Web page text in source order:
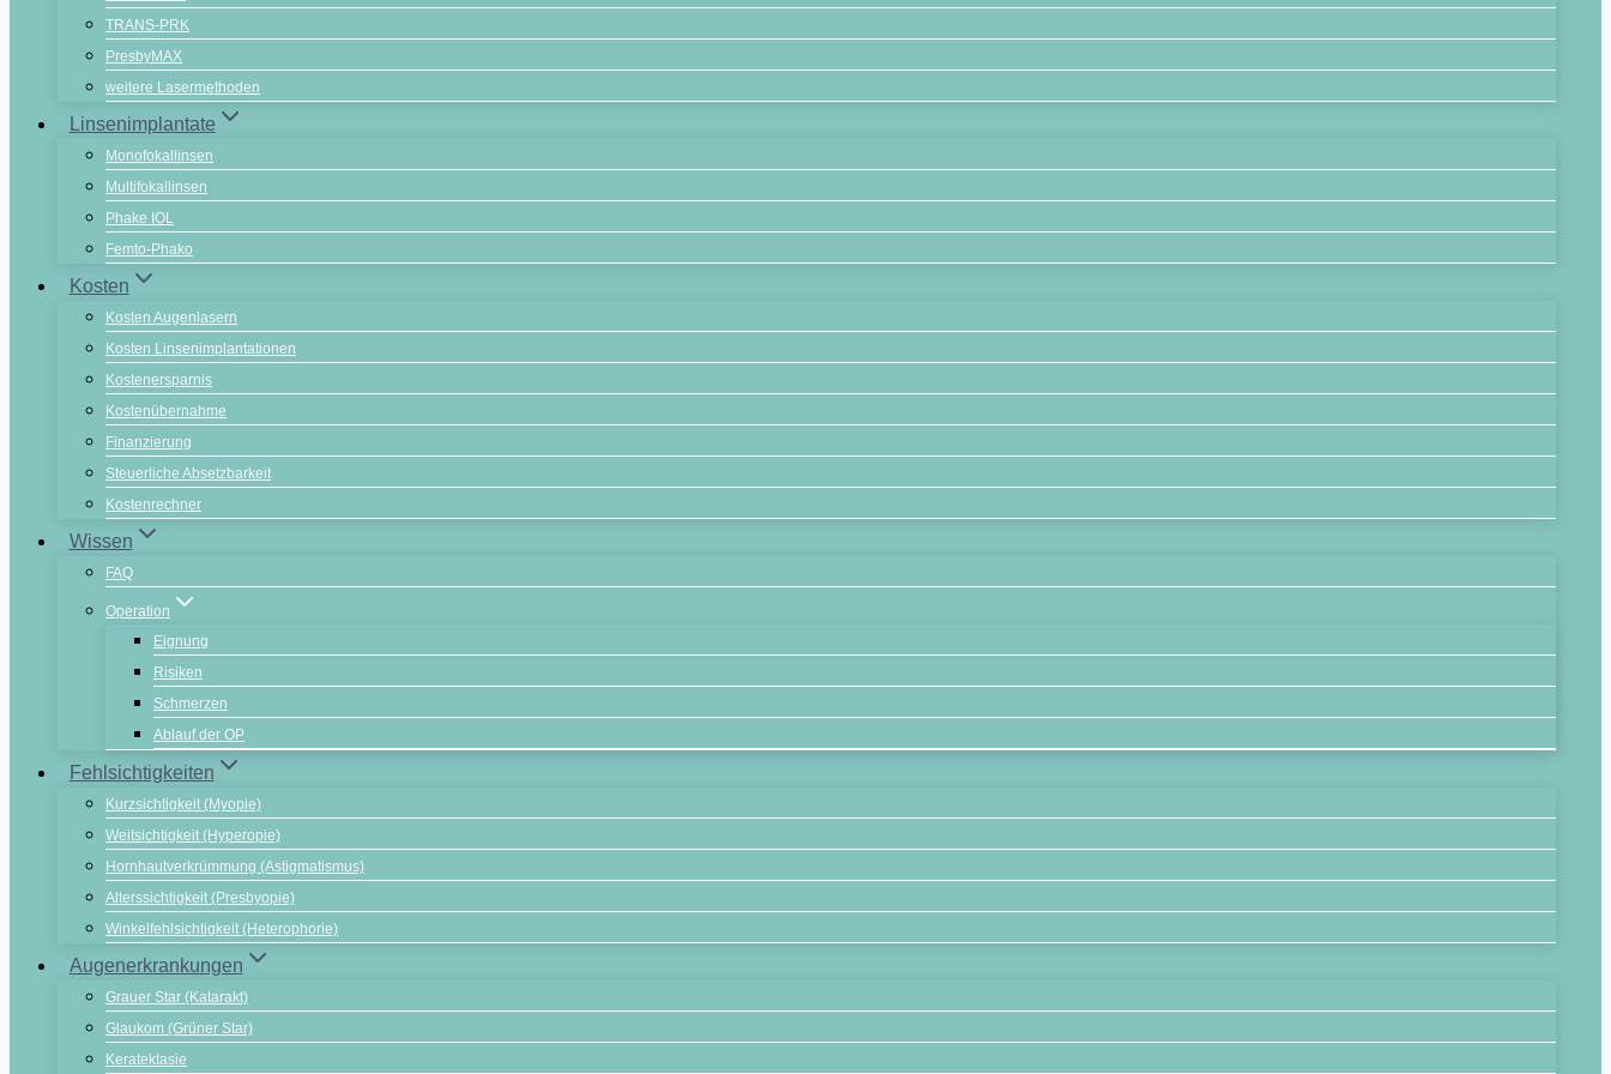
TRANS-PRK
PresbyMAX
weitere Lasermethoden
Linsenimplantate
Monofokallinsen
Multifokallinsen
Phake IOL
Femto-Phako
Kosten
Kosten Augenlasern
Kosten Linsenimplantationen
Kostenersparnis
Kostenübernahme
Finanzierung
Steuerliche Absetzbarkeit
Kostenrechner
Wissen
FAQ
Operation
Eignung
Risiken
Schmerzen
Ablauf der OP
Fehlsichtigkeiten
Kurzsichtigkeit (Myopie)
Weitsichtigkeit (Hyperopie)
Hornhautverkrümmung (Astigmatismus)
Alterssichtigkeit (Presbyopie)
Winkelfehlsichtigkeit (Heterophorie)
Augenerkrankungen
Grauer Star (Katarakt)
Glaukom (Grüner Star)
Keratektasie